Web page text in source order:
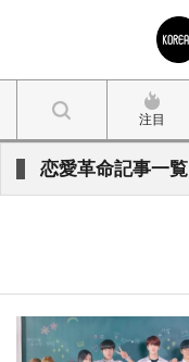
注目
恋愛革命記事一覧